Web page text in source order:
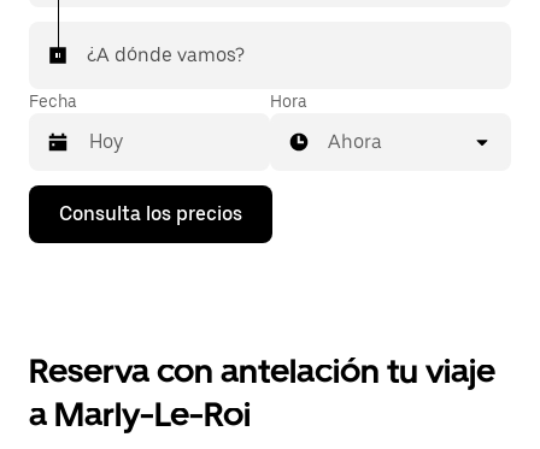
¿A dónde vamos?
Fecha
Pulsa
flecha
calendario
seleccionar
Hora
Ahora
Consulta los precios
Reserva con antelación tu viaje
a Marly-Le-Roi